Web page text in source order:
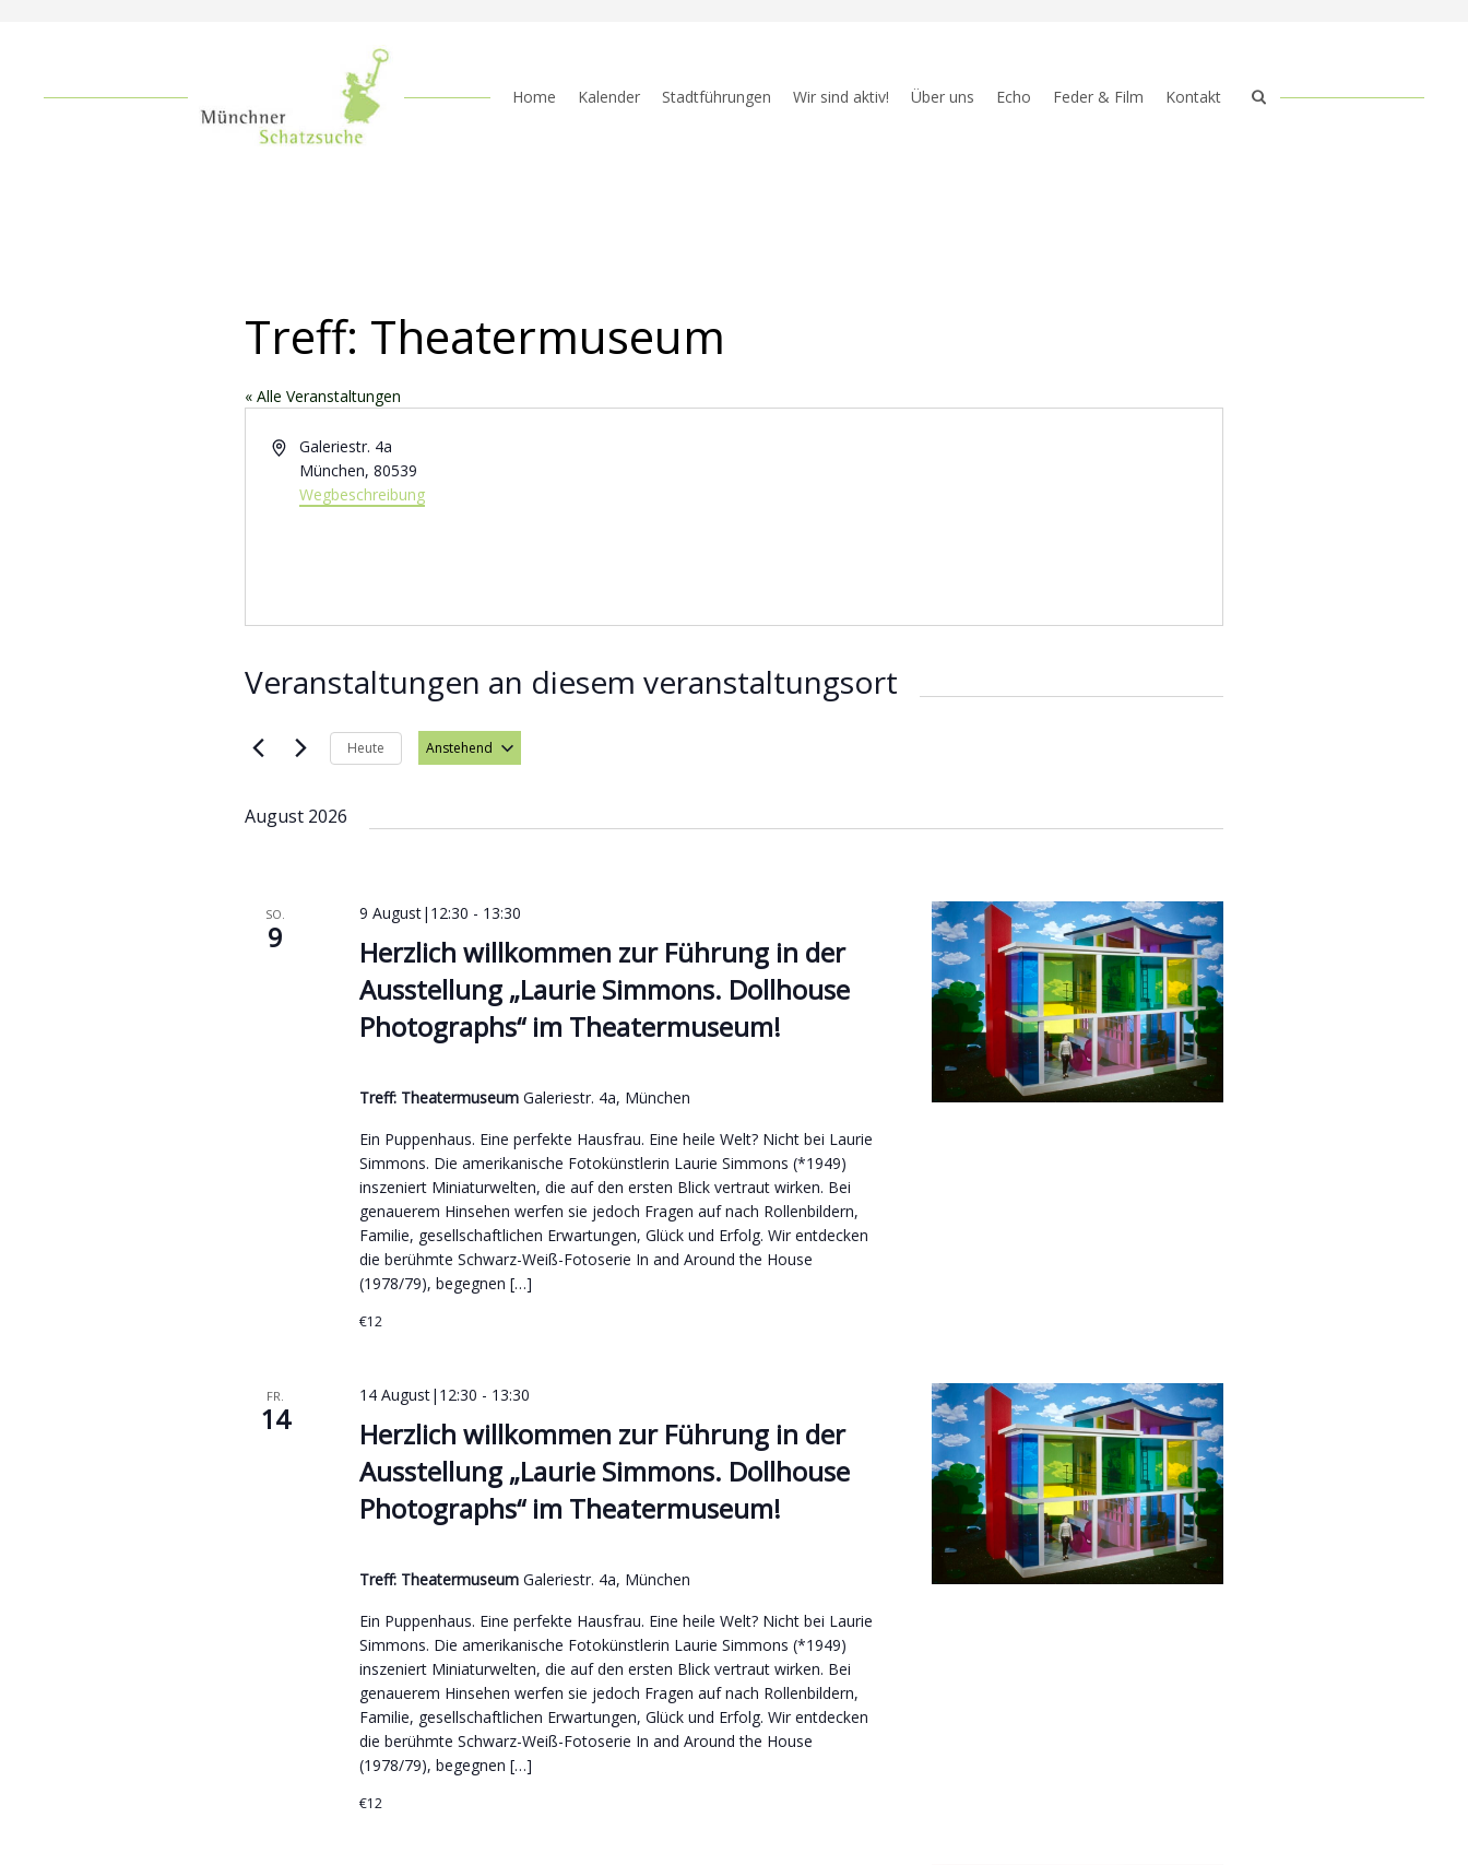
Home Kalender Stadtführungen Wir sind aktiv! Über uns Echo Feder & Film Kontakt
Treff: Theatermuseum
« Alle Veranstaltungen
AdresseGaleriestr. 4a
München, 80539
Wegbeschreibung
Veranstaltungen an diesem veranstaltungsort
Heute Anstehend
August 2026
SO.
9
Herzlich willkommen zur Führung in der
Ausstellung „Laurie Simmons. Dollhouse
Photographs“ im Theatermuseum!
9 August|12:30 - 13:30
Treff: Theatermuseum Galeriestr. 4a, München
Ein Puppenhaus. Eine perfekte Hausfrau. Eine heile Welt? Nicht bei Laurie
Simmons. Die amerikanische Fotokünstlerin Laurie Simmons (*1949)
inszeniert Miniaturwelten, die auf den ersten Blick vertraut wirken. Bei
genauerem Hinsehen werfen sie jedoch Fragen auf nach Rollenbildern,
Familie, gesellschaftlichen Erwartungen, Glück und Erfolg. Wir entdecken
die berühmte Schwarz-Weiß-Fotoserie In and Around the House
(1978/79), begegnen […]
€12
FR.
14
Herzlich willkommen zur Führung in der
Ausstellung „Laurie Simmons. Dollhouse
Photographs“ im Theatermuseum!
14 August|12:30 - 13:30
Treff: Theatermuseum Galeriestr. 4a, München
Ein Puppenhaus. Eine perfekte Hausfrau. Eine heile Welt? Nicht bei Laurie
Simmons. Die amerikanische Fotokünstlerin Laurie Simmons (*1949)
inszeniert Miniaturwelten, die auf den ersten Blick vertraut wirken. Bei
genauerem Hinsehen werfen sie jedoch Fragen auf nach Rollenbildern,
Familie, gesellschaftlichen Erwartungen, Glück und Erfolg. Wir entdecken
die berühmte Schwarz-Weiß-Fotoserie In and Around the House
(1978/79), begegnen […]
€12